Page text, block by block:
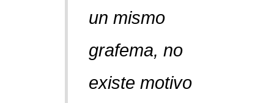
un mismo
grafema, no
existe motivo